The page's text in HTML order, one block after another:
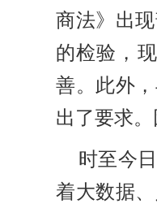
商法》出
的检验，
善。此外
出了要求
时至今
着大数据